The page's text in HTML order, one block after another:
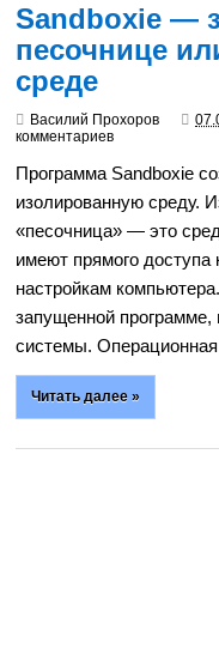
Sandboxie —
песочнице
среде
Василий Прохоров
комментариев
Программа Sandboxie
изолированную среду.
«песочница» — это
имеют прямого
настройкам
запущенной программе,
системы.
Читать далее »